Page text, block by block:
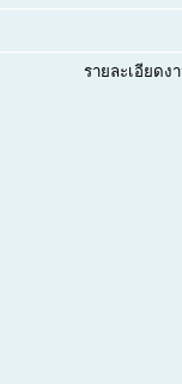
รายละเอียดง